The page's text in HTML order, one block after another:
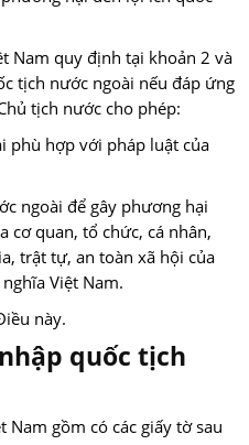
Nam quy định tại khoản 2 và
tịch nước ngoài nếu đáp ứng
tịch nước cho phép:
phù hợp với pháp luật của
ngoài để gây phương hại
cơ quan, tổ chức, cá nhân,
trật tự, an toàn xã hội của
Việt Nam.
này.
quốc tịch
Nam gồm có các giấy tờ sau